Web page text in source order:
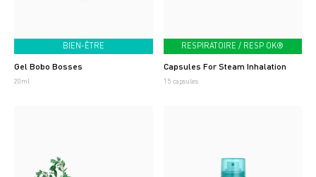
BIEN-ÊTRE
Gel Bobo Bosses
20ml
RESPIRATOIRE / RESP OK®
Capsules For Steam Inhalation
15 capsules